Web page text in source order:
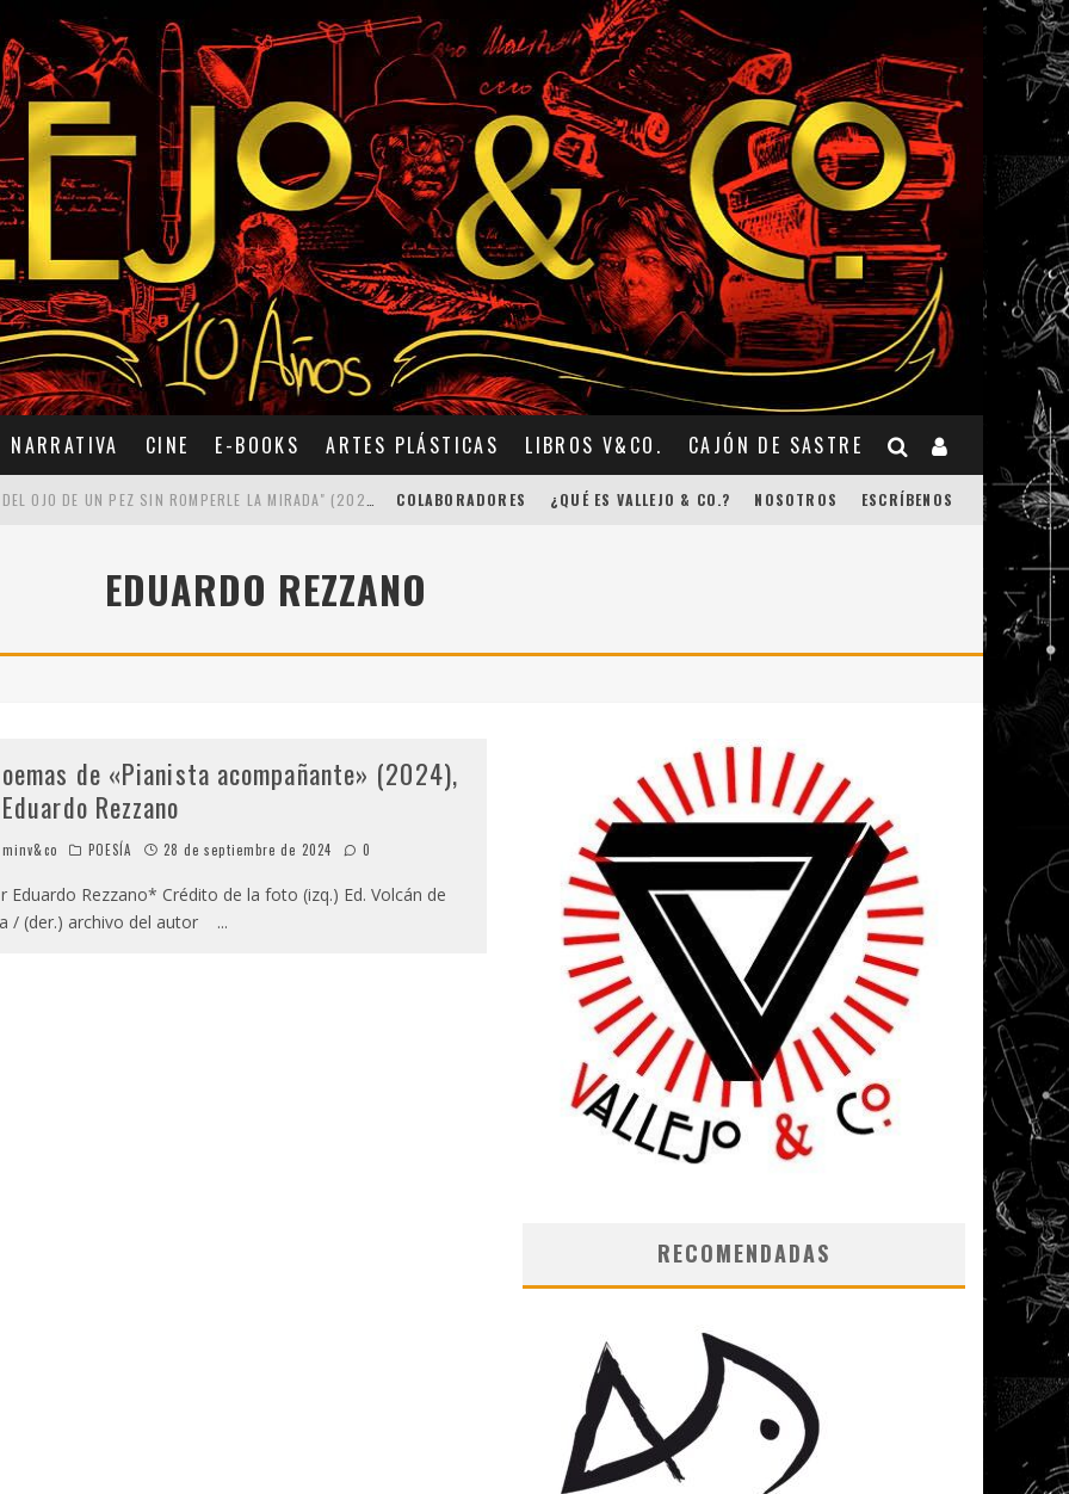
NARRATIVA CINE E-BOOKS ARTES PLÁSTICAS LIBROS V&CO. CAJÓN DE SASTRE
COLABORADORES ¿QUÉ ES VALLEJO & CO.? NOSOTROS ESCRÍBENOS
EDUARDO REZZANO
de «Pianista acompañante» (2024),
Rezzano
POESÍA 28 de septiembre de 2024 0
Rezzano* Crédito de la foto (izq.) Ed. Volcán de
/ (der.) archivo del autor ...
RECOMENDADAS